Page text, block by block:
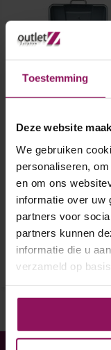
Toestemming
Deze website
We gebruiken
personaliseren,
en om ons
informatie over uw
partners voor
partners kunnen
informatie die u
verzameld op
El Fuego Dayton
Deze gasbarbecue is
kwaliteitsnormen en
aan alle geldende...
€ 229,95